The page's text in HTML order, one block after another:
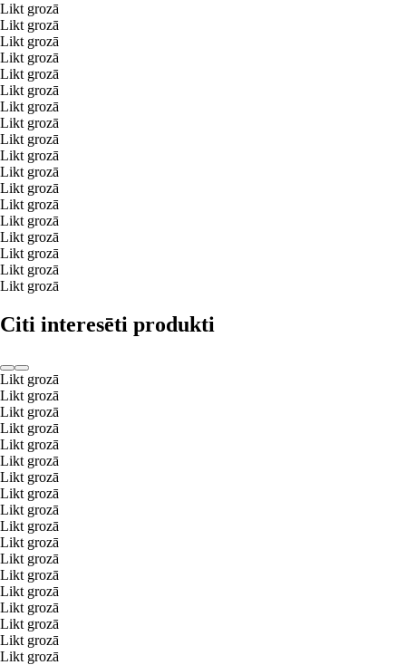
Likt grozā
Likt grozā
Likt grozā
Likt grozā
Likt grozā
Likt grozā
Likt grozā
Likt grozā
Likt grozā
Likt grozā
Likt grozā
Likt grozā
Likt grozā
Likt grozā
Likt grozā
Likt grozā
Likt grozā
Likt grozā
Citi interesēti produkti
Likt grozā
Likt grozā
Likt grozā
Likt grozā
Likt grozā
Likt grozā
Likt grozā
Likt grozā
Likt grozā
Likt grozā
Likt grozā
Likt grozā
Likt grozā
Likt grozā
Likt grozā
Likt grozā
Likt grozā
Likt grozā